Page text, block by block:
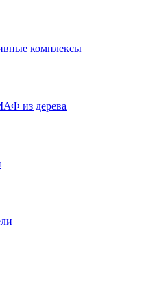
комплексы
из дерева